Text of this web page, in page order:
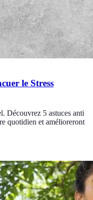
le Stress
Découvrez 5 astuces anti
quotidien et amélioreront